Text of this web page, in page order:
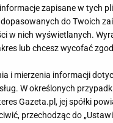
zapisane w tych
do Twoich
w nich wyświetlanych.
lub chcesz wycofać
i mierzenia informacji
W określonych
Gazeta.pl, jej spółki
przechodząc do